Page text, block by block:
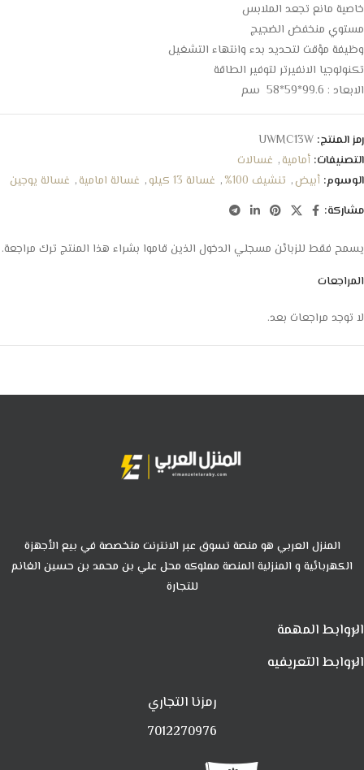
خاصية مانع تجعد الملابس
مستوي منخفض الضجيج
وظيفة مؤقت لتحديد بدء وانتهاء التشغيل
تكنولوجيا الانفيرتر لتوفير الطاقة
الابعاد : 99.6*59*58 سم
رمز المنتج: UWMC13W
التصنيفات: أمامية, غسالات
الوسوم: أبيض, تنشيف 100% , غسالة 13 كيلو , غسالة امامية, غسالة يوجين
مشاركة:
المراجعات
لا توجد مراجعات بعد.
يسمح فقط للزبائن مسجلي الدخول الذين قاموا بشراء هذا المنتج ترك مراجعة.
المنزل العربي هو منصة تسوق عبر الانترنت متخصصة في بيع الأجهزة
الكهربائية و المنزلية المنصة مملوكه محل علي بن محمد بن حسين الغانم
للتجارة
الروابط المهمة
الروابط التعريفيه
رمزنا التجاري
7012270976